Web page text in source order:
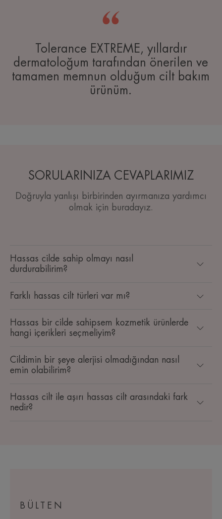
Tolerance EXTREME, yıllardır
dermatoloğum tarafından önerilen ve
tamamen memnun olduğum cilt bakım
ürünüm.
SORULARINIZA CEVAPLARIMIZ
Doğruyla yanlışı birbirinden ayırmanıza yardımcı
olmak için buradayız.
Hassas cilde sahip olmayı nasıl
durdurabilirim?
Farklı hassas cilt türleri var mı?
Hassas bir cilde sahipsem kozmetik ürünlerde
hangi içerikleri seçmeliyim?
Cildimin bir şeye alerjisi olmadığından nasıl
emin olabilirim?
Hassas cilt ile aşırı hassas cilt arasındaki fark
nedir?
BÜLTEN